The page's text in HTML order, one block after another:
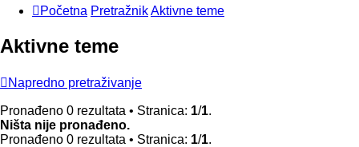
Početna PretražnikAktivne teme
Aktivne teme
Napredno pretraživanje
Pronađeno 0 rezultata • Stranica: 1/1.
Ništa nije pronađeno.
Pronađeno 0 rezultata • Stranica: 1/1.